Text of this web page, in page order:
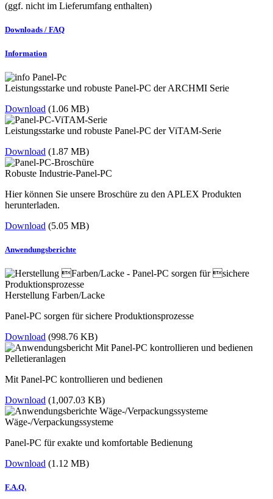
(ggf. nicht im Lieferumfang enthalten)
Downloads / FAQ
Information
Leistungsstarke und robuste Panel-PC der ARCHMI Serie
Download (1.06 MB)
Leistungsstarke und robuste Panel-PC der ViTAM-Serie
Download (1.87 MB)
Robuste Industrie-Panel-PC
Hier können Sie unsere Broschüre zu den APLEX Produkten
herunterladen.
Download (5.05 MB)
Anwendungsberichte
Herstellung Farben/Lacke
Panel-PC sorgen für sichere Produktionsprozesse
Download (998.76 KB)
Pelletieranlagen
Mit Panel-PC kontrollieren und bedienen
Download (1,007.03 KB)
Wäge-/Verpackungssysteme
Panel-PC für exakte und komfortable Bedienung
Download (1.12 MB)
F.A.Q.